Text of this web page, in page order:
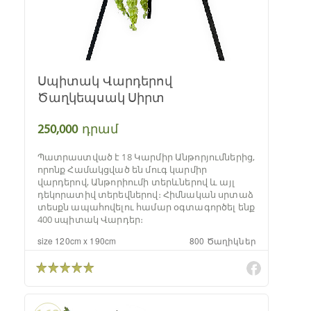
Սպիտակ Վարդերով
Ծաղկեպսակ Սիրտ
250,000 դրամ
Պատրաստված է 18 Կարմիր Անթորյումներից,
որոնք Համակցված են մուգ կարմիր
վարդերով, Անթորիումի տերևներով և այլ
դեկորատիվ տերեվներով։ Հիմնական սրտաձ
տեսքն ապահովելու համար օգտագործել ենք
400 սպիտակ Վարդեր։
size 120cm x 190cm 800 Ծաղիկներ